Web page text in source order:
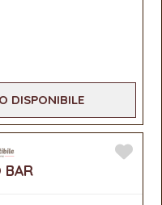
DISPONIBILE
BAR